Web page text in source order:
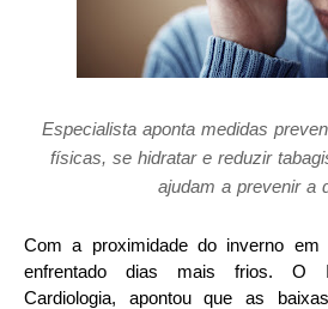
Especialista aponta medidas
físicas, se hidratar e reduzir
ajudam a prevenir a
Com a proximidade do inverno
enfrentado dias mais frios. O
Cardiologia, apontou que as